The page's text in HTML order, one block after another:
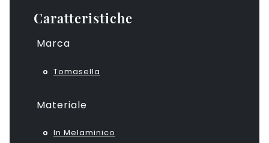
Caratteristiche
Marca
Tomasella
Materiale
In Melaminico